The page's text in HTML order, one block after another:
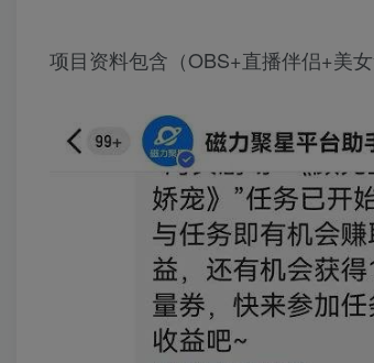
项目资料包含（OBS+直播伴侣+美女